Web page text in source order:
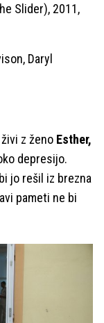
Slider), 2011,
Daryl
z ženo Esther,
depresijo.
jo rešil iz brezna
pameti ne bi